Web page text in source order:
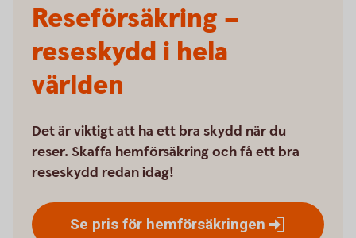
Reseförsäkring –
reseskydd i hela
världen
Det är viktigt att ha ett bra skydd när du
reser. Skaffa hemförsäkring och få ett bra
reseskydd redan idag!
Se pris för hemförsäkringen